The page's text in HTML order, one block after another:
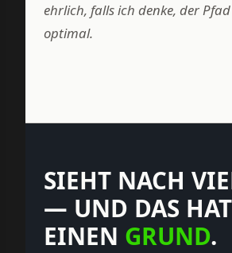
ehrlich, falls ich denke, der
optimal.
SIEHT NACH
— UND DAS HAT
EINEN GRUND.